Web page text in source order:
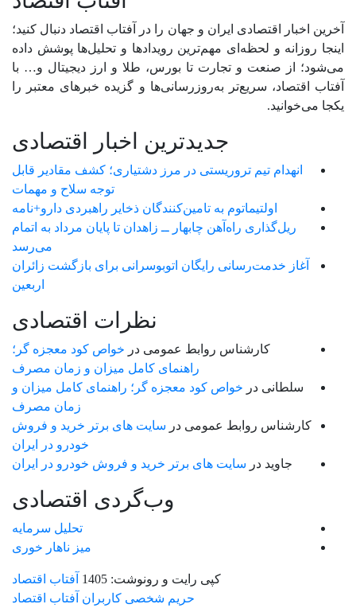
آخرین اخبار اقتصادی ایران و جهان را در آفتاب اقتصاد دنبال کنید؛
اینجا روزانه و لحظه‌ای مهم‌ترین رویدادها و تحلیل‌ها پوشش داده
می‌شود؛ از صنعت و تجارت تا بورس، طلا و ارز دیجیتال و… با
آفتاب اقتصاد، سریع‌تر به‌روزرسانی‌ها و گزیده خبرهای معتبر را
یکجا می‌خوانید.
جدیدترین اخبار اقتصادی
انهدام تیم تروریستی در مرز دشتیاری؛ کشف مقادیر قابل
توجه سلاح و مهمات
اولتیماتوم به تامین‌کنندگان ذخایر راهبردی دارو+نامه
ریل‌گذاری راه‌آهن چابهار ــ زاهدان تا پایان مرداد به اتمام
می‌رسد
آغاز خدمت‌رسانی رایگان اتوبوسرانی برای بازگشت زائران
اربعین
نظرات اقتصادی
کارشناس روابط عمومی در خواص کود معجزه گر؛
راهنمای کامل میزان و زمان مصرف
سلطانی در خواص کود معجزه گر؛ راهنمای کامل میزان و
زمان مصرف
کارشناس روابط عمومی در سایت های برتر خرید و فروش
خودرو در ایران
جاوید در سایت های برتر خرید و فروش خودرو در ایران
وب‌گردی اقتصادی
تحلیل سرمایه
میز ناهار خوری
کپی رایت و رونوشت: 1405
آفتاب اقتصاد
حریم شخصی کاربران آفتاب اقتصاد